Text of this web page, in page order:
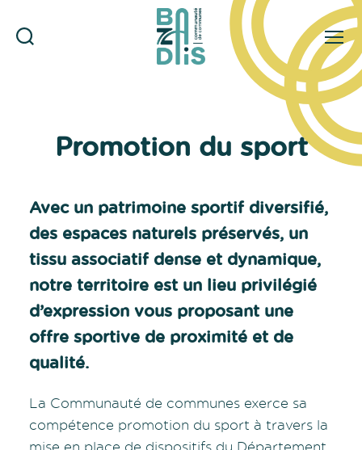
Menu
Promotion du sport
Avec un patrimoine sportif diversifié,
des espaces naturels préservés, un
tissu associatif dense et dynamique,
notre territoire est un lieu privilégié
d’expression vous proposant une
offre sportive de proximité et de
qualité.
La Communauté de communes exerce sa
compétence promotion du sport à travers la
mise en place de dispositifs du Département